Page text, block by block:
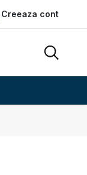
Creeaza cont